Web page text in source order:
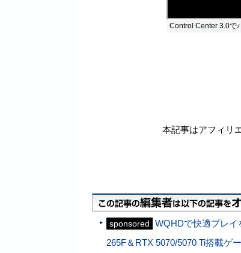
Control Center 3.0で
本記事はアフィリ
sponsored
WQHDで快適プレ
265F＆RTX 5070/5070 Ti搭載ゲ